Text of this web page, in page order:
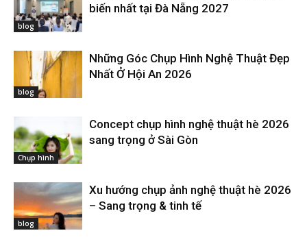
blog
biến nhất tại Đà Nẵng 2027
blog
Những Góc Chụp Hình Nghệ Thuật Đẹp
Nhất Ở Hội An 2026
Chụp hình
Concept chụp hình nghệ thuật hè 2026
sang trọng ở Sài Gòn
blog
Xu hướng chụp ảnh nghệ thuật hè 2026
– Sang trọng & tinh tế